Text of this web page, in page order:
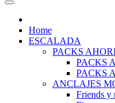
Home
ESCALADA
PACKS
PACKS
PACKS
ANCLAJES
Friends y